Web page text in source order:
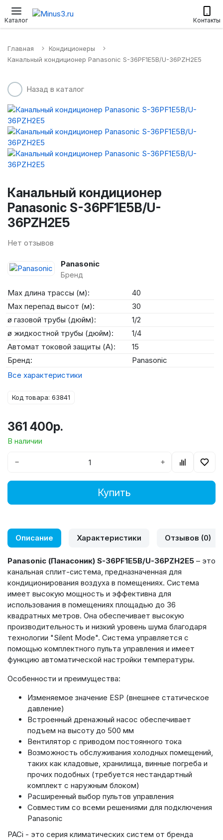
Каталог Контакты
Настенные сплит-системы
Главная
Кондиционеры
Канальный кондиционер Panasonic S-36PF1E5B/U-36PZH2E5
Назад в каталог
Канальный кондиционер
Panasonic S-36PF1E5B/U-
36PZH2E5
Нет отзывов
Panasonic
Бренд
Max длина трассы (м):
40
Max перепад высот (м):
30
ø газовой трубы (дюйм):
1/2
ø жидкостной трубы (дюйм):
1/4
Автомат токовой защиты (А):
15
Бренд:
Panasonic
Все характеристики
Код товара: 63841
361 400р.
В наличии
− +
Купить
Описание Характеристики Отзывов (0)
Panasonic (Панасоник) S-36PF1E5B/U-36PZH2E5 – это
канальная сплит-система, предназначенная для
кондиционирования воздуха в помещениях. Система
имеет высокую мощность и эффективна для
использования в помещениях площадью до 36
квадратных метров. Она обеспечивает высокую
производительность и низкий уровень шума благодаря
технологии "Silent Mode". Система управляется с
помощью комплектного пульта управления и имеет
функцию автоматической настройки температуры.
Особенности и преимущества:
Изменяемое значение ESP (внешнее статическое
давление)
Встроенный дренажный насос обеспечивает
подъем на высоту до 500 мм
Вентилятор с приводом постоянного тока
Возможность обслуживания холодных помещений,
таких как кладовые, хранилища, винные погреба и
прочих подобных (требуется нестандартный
комплект с наружным блоком)
Расширенный выбор пультов управления
Совместим со всеми решениями для подключения
Panasonic
PACi - это серия климатических систем от бренда